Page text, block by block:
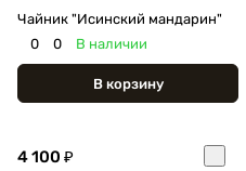
Чайник "Исинский мандарин"
0
0 В наличии
В корзину
4 100 ₽